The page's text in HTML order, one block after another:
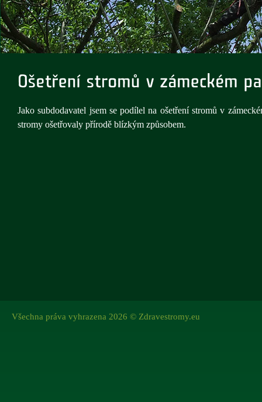
Jako subdodavatel jsem se podílel na ošetření stromů v
stromy ošetřovaly přírodě blízkým způsobem.
Všechna práva vyhrazena 2026 © Zdravestromy.eu